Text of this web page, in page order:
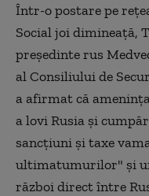
Într-o postare pe
Social joi dimineaţă,
preşedinte rus
al Consiliului de
a afirmat că
a lovi Rusia şi
sancţiuni şi taxe
ultimatumurilor" şi
război direct între